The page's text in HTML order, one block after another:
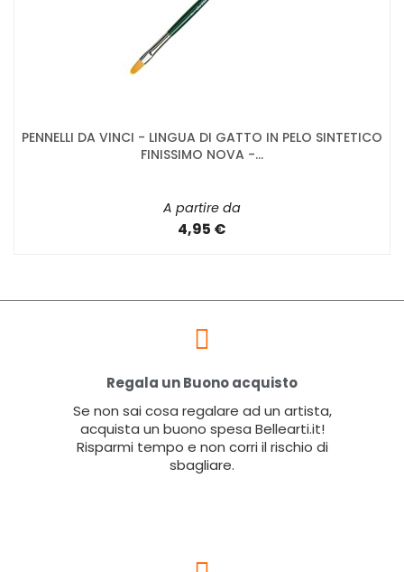
PENNELLI DA VINCI - LINGUA DI GATTO IN PELO SINTETICO
FINISSIMO NOVA -...
A partire da
4,95 €
Regala un Buono acquisto
Se non sai cosa regalare ad un artista,
acquista un buono spesa Bellearti.it!
Risparmi tempo e non corri il rischio di
sbagliare.